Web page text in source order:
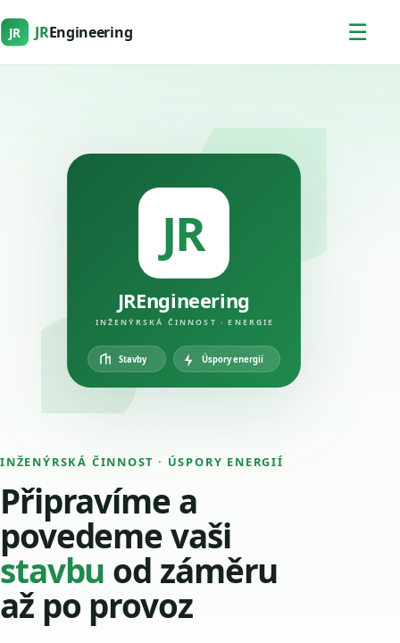
JR JREngineering ☰
INŽENÝRSKÁ ČINNOST · ÚSPORY ENERGIÍ
Připravíme a
povedeme vaši
stavbu od záměru
až po provoz
JR
JREngineering
INŽENÝRSKÁ ČINNOST · ENERGIE
Stavby Úspory energií